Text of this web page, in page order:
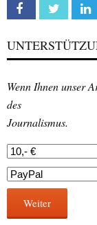
Facebook Twitter
Wenn Ihnen unser
des
Journalismus.
Weiter